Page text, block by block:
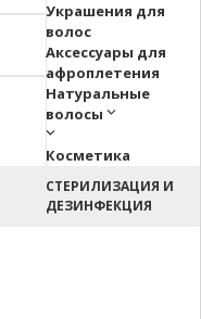
Украшения для
волос
Аксессуары для
афроплетения
Натуральные
волосы
Косметика
СТЕРИЛИЗАЦИЯ И
ДЕЗИНФЕКЦИЯ